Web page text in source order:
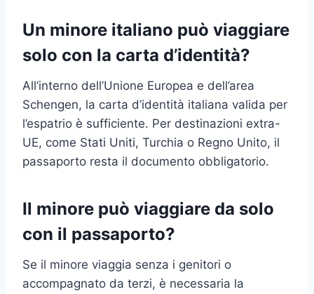
Un minore italiano può viaggiare
solo con la carta d’identità?
All’interno dell’Unione Europea e dell’area
Schengen, la carta d’identità italiana valida per
l’espatrio è sufficiente. Per destinazioni extra-
UE, come Stati Uniti, Turchia o Regno Unito, il
passaporto resta il documento obbligatorio.
Il minore può viaggiare da solo
con il passaporto?
Se il minore viaggia senza i genitori o
accompagnato da terzi, è necessaria la